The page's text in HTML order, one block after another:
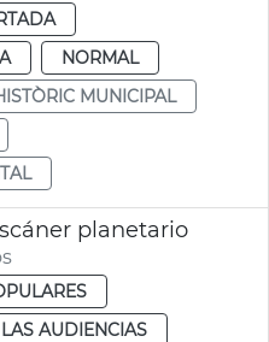
NORMAL
MUNICIPAL
planetario
AUDIENCIAS